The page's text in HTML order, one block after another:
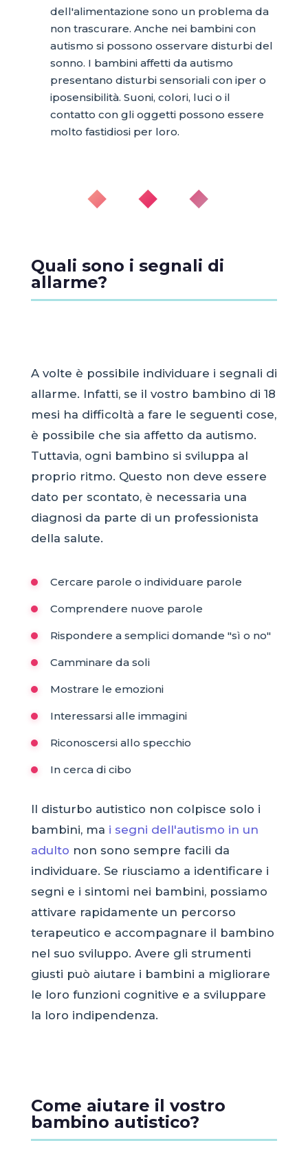
dell'alimentazione sono un problema da
non trascurare. Anche nei bambini con
autismo si possono osservare disturbi del
sonno. I bambini affetti da autismo
presentano disturbi sensoriali con iper o
iposensibilità. Suoni, colori, luci o il
contatto con gli oggetti possono essere
molto fastidiosi per loro.
◆ ◆ ◆
Quali sono i segnali di
allarme?
A volte è possibile individuare i segnali di
allarme. Infatti, se il vostro bambino di 18
mesi ha difficoltà a fare le seguenti cose,
è possibile che sia affetto da autismo.
Tuttavia, ogni bambino si sviluppa al
proprio ritmo. Questo non deve essere
dato per scontato, è necessaria una
diagnosi da parte di un professionista
della salute.
Cercare parole o individuare parole
Comprendere nuove parole
Rispondere a semplici domande "sì o no"
Camminare da soli
Mostrare le emozioni
Interessarsi alle immagini
Riconoscersi allo specchio
In cerca di cibo
Il disturbo autistico non colpisce solo i
bambini, ma i segni dell'autismo in un
adulto non sono sempre facili da
individuare. Se riusciamo a identificare i
segni e i sintomi nei bambini, possiamo
attivare rapidamente un percorso
terapeutico e accompagnare il bambino
nel suo sviluppo. Avere gli strumenti
giusti può aiutare i bambini a migliorare
le loro funzioni cognitive e a sviluppare
la loro indipendenza.
Come aiutare il vostro
bambino autistico?